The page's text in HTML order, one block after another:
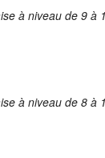
à niveau de 9 à
à niveau de 8 à